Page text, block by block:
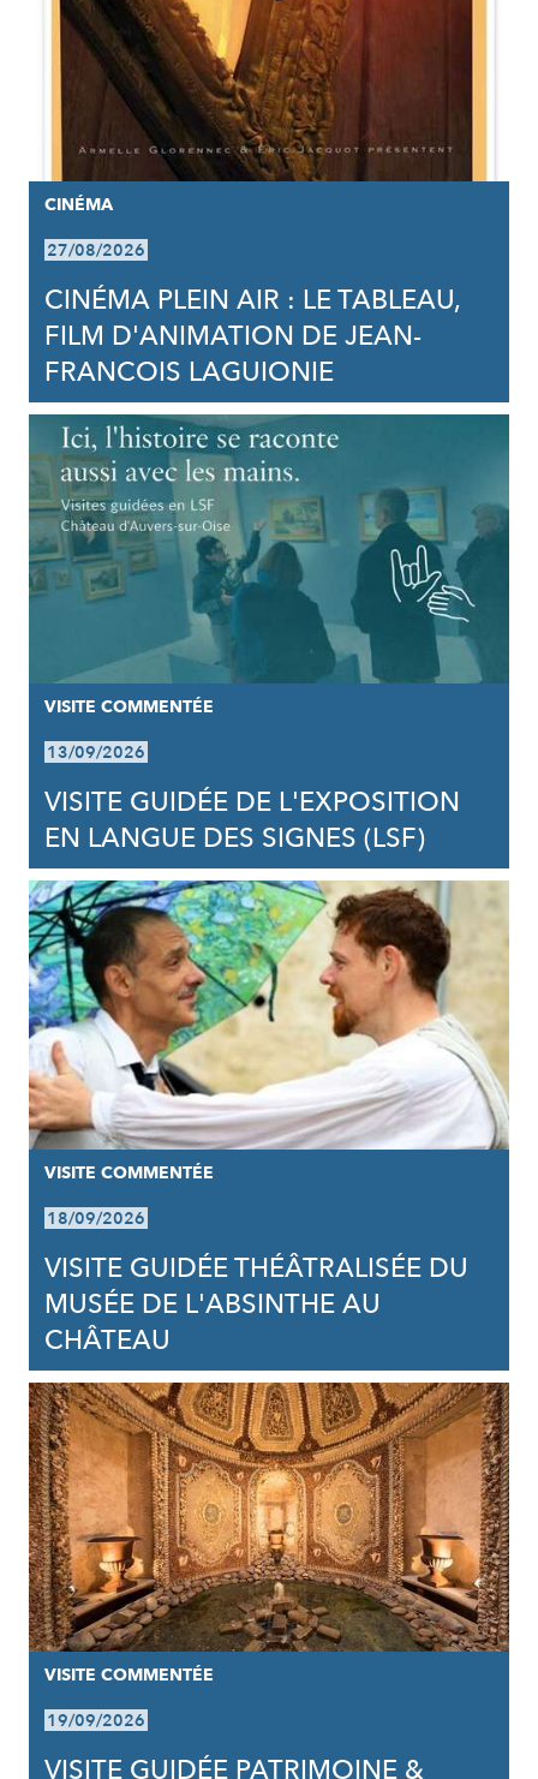
CINÉMA
27/08/2026
CINÉMA PLEIN AIR : LE TABLEAU,
FILM D'ANIMATION DE JEAN-
FRANCOIS LAGUIONIE
VISITE COMMENTÉE
13/09/2026
VISITE GUIDÉE DE L'EXPOSITION
EN LANGUE DES SIGNES (LSF)
VISITE COMMENTÉE
18/09/2026
VISITE GUIDÉE THÉÂTRALISÉE DU
MUSÉE DE L'ABSINTHE AU
CHÂTEAU
VISITE COMMENTÉE
19/09/2026
VISITE GUIDÉE PATRIMOINE &